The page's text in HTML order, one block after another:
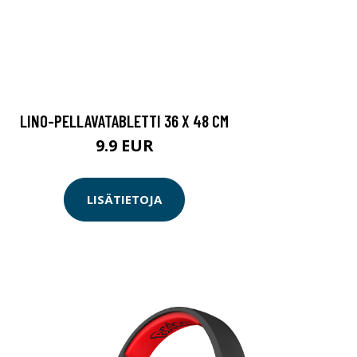
LINO-PELLAVATABLETTI 36 X 48 CM
9.9 EUR
LISÄTIETOJA